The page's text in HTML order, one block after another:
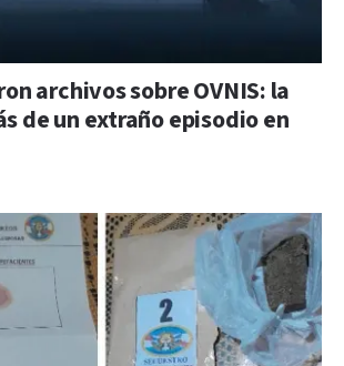
archivos sobre OVNIS: la
de un extraño episodio en